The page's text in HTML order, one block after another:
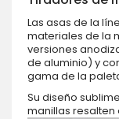
Las asas de la
materiales de la
versiones
de aluminio) y
gama de la
Su diseño
manillas